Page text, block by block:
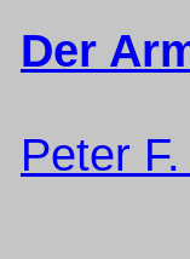
Der
Peter